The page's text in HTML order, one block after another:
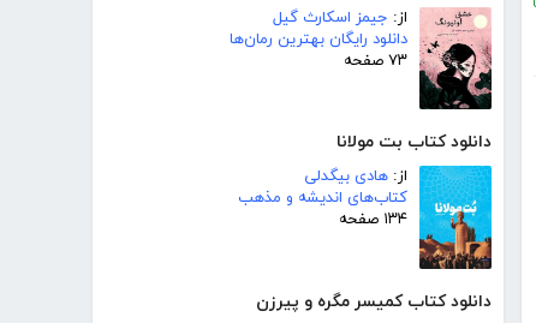
از: جیمز اسکارث گیل
دانلود رایگان بهترین رمان‌ها
۷۳ صفحه
دانلود کتاب بت مولانا
از: هادی بیگدلی
کتاب‌های اندیشه و مذهب
۱۳۴ صفحه
دانلود کتاب کمیسر مگره و پیرزن